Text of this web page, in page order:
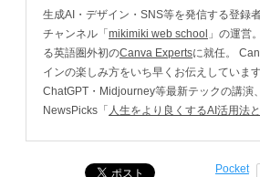
生成AI・デザイン・SNS等を発信する登録
チャンネル「 mikimiki web school 」の運営
る英語圏外初のCanva Expertsに就任。
インの楽しみ方をいち早くお伝えしていま
ChatGPT・Midjourney等最新テックの講演、
NewsPicks「 人生をより良くするAI活用法
Pocket